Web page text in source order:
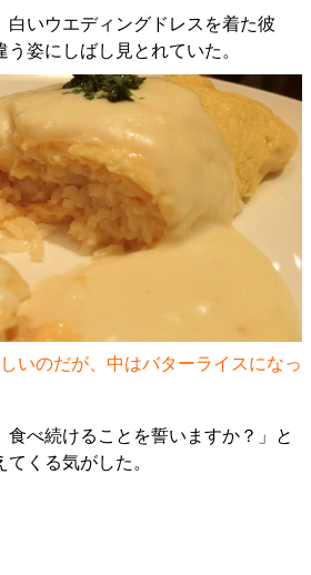
白いウエディングドレスを着た彼
姿にしばし見とれていた。
いのだが、中はバターライスになっ
食べ続けることを誓いますか？」と
くる気がした。